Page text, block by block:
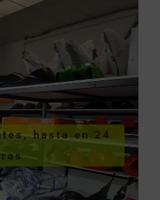
hasta en 24
URGENTES